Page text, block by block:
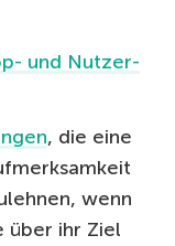
und Nutzer-
, die eine
wenn
über ihr Ziel